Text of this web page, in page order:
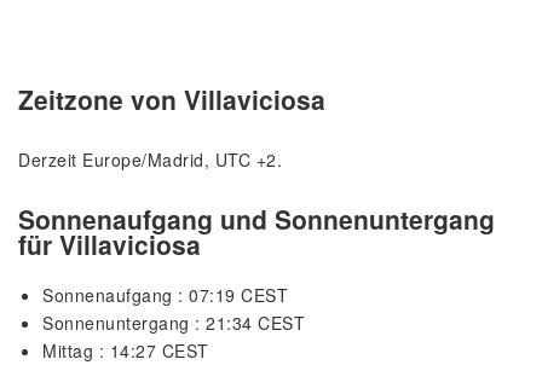
Zeitzone von Villaviciosa
Derzeit Europe/Madrid, UTC +2.
Sonnenaufgang und Sonnenuntergang
für Villaviciosa
Sonnenaufgang : 07:19 CEST
Sonnenuntergang : 21:34 CEST
Mittag : 14:27 CEST